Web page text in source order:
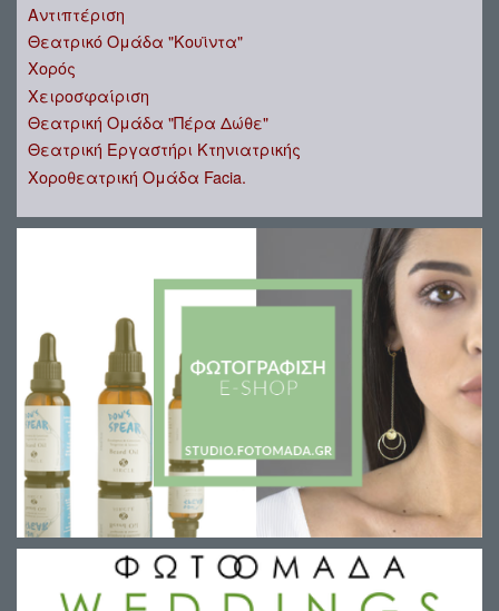
Αντιπτέριση
Θεατρικό Ομάδα "Κουϊντα"
Χορός
Χειροσφαίριση
Θεατρική Ομάδα "Πέρα Δώθε"
Θεατρική Εργαστήρι Κτηνιατρικής
Χοροθεατρική Ομάδα Facia.